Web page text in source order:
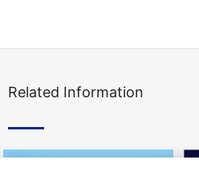
Related Information